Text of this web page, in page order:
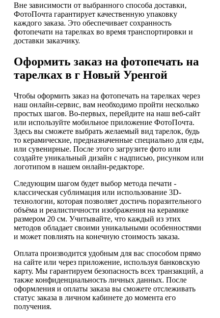
Вне зависимости от выбранного способа доставки,
ФотоПочта гарантирует качественную упаковку
каждого заказа. Это обеспечивает сохранность
фотопечати на тарелках во время транспортировки и
доставки заказчику.
Оформить заказ на фотопечать на
тарелках в г Новый Уренгой
Чтобы оформить заказ на фотопечать на тарелках через
наш онлайн-сервис, вам необходимо пройти несколько
простых шагов. Во-первых, перейдите на наш веб-сайт
или используйте мобильное приложение ФотоПочта.
Здесь вы сможете выбрать желаемый вид тарелок, будь
то керамические, предназначенные специально для еды,
или сувенирные. После этого загрузите фото или
создайте уникальный дизайн с надписью, рисунком или
логотипом в нашем онлайн-редакторе.
Следующим шагом будет выбор метода печати -
классическая сублимация или использование 3D-
технологии, которая позволяет достичь поразительного
объёма и реалистичности изображения на керамике
размером 20 см. Учитывайте, что каждый из этих
методов обладает своими уникальными особенностями
и может повлиять на конечную стоимость заказа.
Оплата производится удобным для вас способом прямо
на сайте или через приложение, используя банковскую
карту. Мы гарантируем безопасность всех транзакций, а
также конфиденциальность личных данных. После
оформления и оплаты заказа вы сможете отслеживать
статус заказа в личном кабинете до момента его
получения.